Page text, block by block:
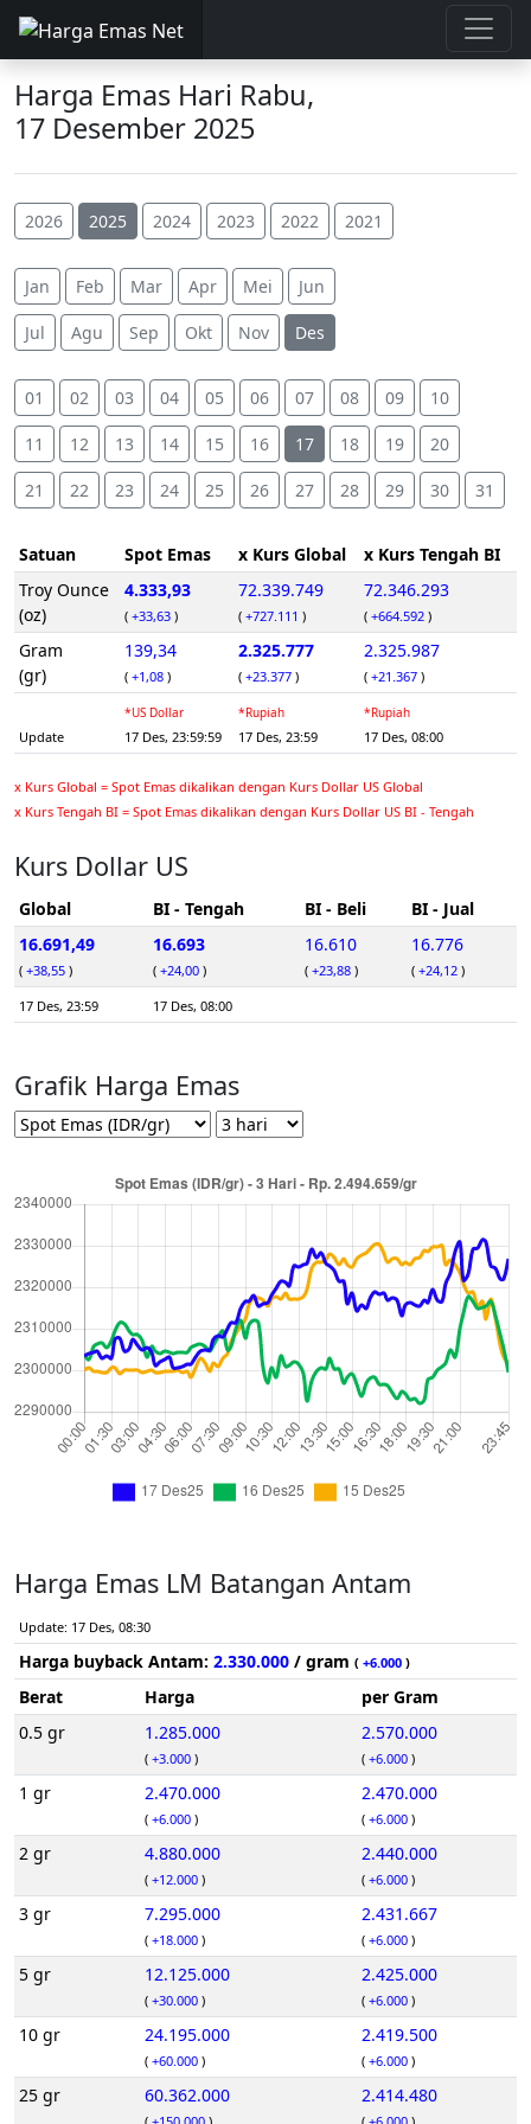
Harga Emas Hari Rabu,
17 Desember 2025
2026 2025 2024 2023 2022 2021
Jan Feb Mar Apr Mei Jun
Jul Agu Sep Okt Nov Des
01 02 03 04 05 06 07 08 09 10
11 12 13 14 15 16 17 18 19 20
21 22 23 24 25 26 27 28 29 30 31
Satuan Spot Emas x Kurs Global
x Kurs Tengah BI
Troy Ounce
(oz)
4.333,93
( +33,63 )
72.339.749
( +727.111 )
72.346.293
( +664.592 )
Gram
(gr)
139,34
( +1,08 )
2.325.777
( +23.377 )
2.325.987
( +21.367 )
Update
*US Dollar
17 Des, 23:59:59
*Rupiah
17 Des, 23:59
*Rupiah
17 Des, 08:00
x Kurs Global = Spot Emas dikalikan dengan Kurs Dollar US Global
x Kurs Tengah BI = Spot Emas dikalikan dengan Kurs Dollar US BI - Tengah
Kurs Dollar US
Global BI - Tengah BI - Beli
BI - Jual
16.691,49
( +38,55 )
16.693
( +24,00 )
16.610
( +23,88 )
16.776
( +24,12 )
17 Des, 23:59
17 Des, 08:00
Grafik Harga Emas
Harga Emas LM Batangan Antam
Update: 17 Des, 08:30
Harga buyback Antam: 2.330.000 / gram ( +6.000 )
Berat Harga
per Gram
0.5 gr
1.285.000
( +3.000 )
2.570.000
( +6.000 )
1 gr 2.470.000
( +6.000 )
2.470.000
( +6.000 )
2 gr 4.880.000
( +12.000 )
2.440.000
( +6.000 )
3 gr 7.295.000
( +18.000 )
2.431.667
( +6.000 )
5 gr 12.125.000
( +30.000 )
2.425.000
( +6.000 )
10 gr 24.195.000
( +60.000 )
2.419.500
( +6.000 )
25 gr 60.362.000 2.414.480